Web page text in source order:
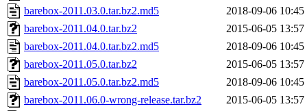
barebox-2011.03.0.tar.bz2.md5
2018-09-06 10:45
barebox-2011.04.0.tar.bz2
2015-06-05 13:57
barebox-2011.04.0.tar.bz2.md5
2018-09-06 10:45
barebox-2011.05.0.tar.bz2
2015-06-05 13:57
barebox-2011.05.0.tar.bz2.md5
2018-09-06 10:45
barebox-2011.06.0-wrong-release.tar.bz2
2015-06-05 13:57